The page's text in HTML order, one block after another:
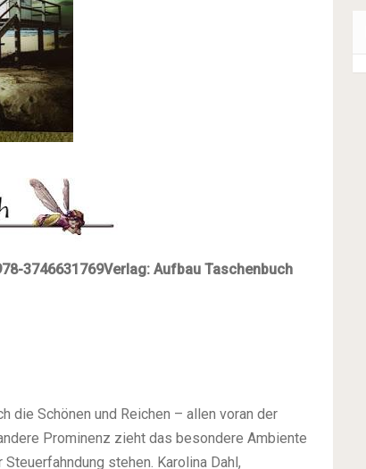
3746631769Verlag: Aufbau Taschenbuch
die Schönen und Reichen – allen voran der
Prominenz zieht das besondere Ambiente
stehen. Karolina Dahl,